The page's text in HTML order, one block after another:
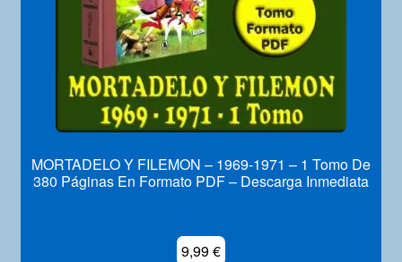
MORTADELO Y FILEMON – 1969-1971 – 1 Tomo De
380 Páginas En Formato PDF – Descarga Inmediata
9,99€